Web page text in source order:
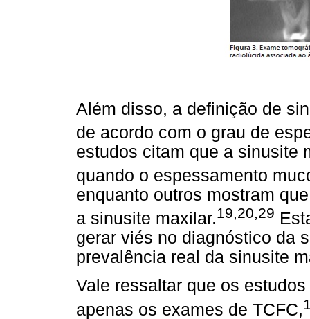
Além disso, a definição de
de acordo com o grau de
estudos citam que a sinusite
quando o espessamento
enquanto outros mostram
a sinusite maxilar.19,20,29
gerar viés no diagnóstico da
prevalência real da sinusite
Vale ressaltar que os
apenas os exames de TCFC,